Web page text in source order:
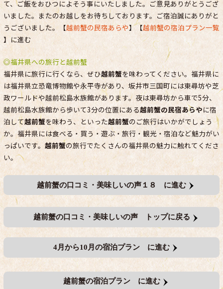
て、ご飯をおひつによそう事にいたしました。ご意見ありがとうござ
いました。またのお越しをお待ちしております。ご宿泊誠にありがと
うございました。【越前蟹の民宿あらや】【越前蟹の宿泊プラン一覧
】に進む
◎福井県への旅行と越前蟹
福井県に旅行に行くなら、ぜひ越前蟹を味わってください。福井県に
は福井県立恐竜博物館や永平寺があり、坂井市三国町には東尋坊や芝
政ワールドや越前松島水族館があります。夜は東尋坊から車で5分、
越前松島水族館から歩いて3分の位置にある越前蟹の民宿あらやに宿
泊して越前蟹を味わう、といった越前蟹のご旅行はいかがでしょう
か。福井県には食べる・買う・遊ぶ・旅行・観光・宿泊など魅力がい
っぱいです。 越前蟹の旅行でたくさんの福井県の魅力に触れてくださ
い。
越前蟹の口コミ・美味しいの声１８ に進む
越前蟹の口コミ・美味しいの声 トップに戻る
4月から10月の宿泊プラン に進む
越前蟹の宿泊プラン に進む